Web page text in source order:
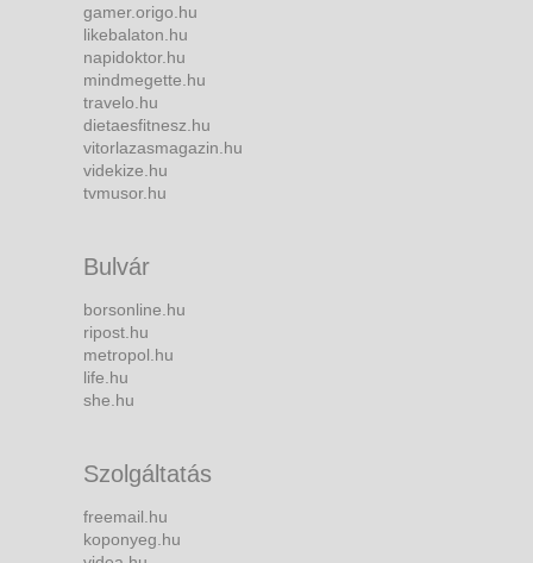
gamer.origo.hu
likebalaton.hu
napidoktor.hu
mindmegette.hu
travelo.hu
dietaesfitnesz.hu
vitorlazasmagazin.hu
videkize.hu
tvmusor.hu
Bulvár
borsonline.hu
ripost.hu
metropol.hu
life.hu
she.hu
Szolgáltatás
freemail.hu
koponyeg.hu